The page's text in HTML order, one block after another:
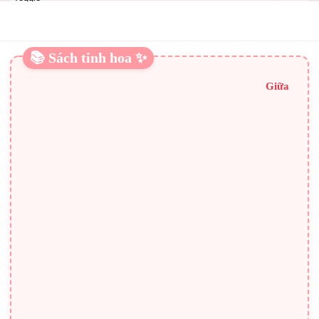
Dầu ôliu
Các nghiên cứu kết luận rằng các chất béo không bão hòa
đơn trong dầu ô liu phần lớn chịu trách nhiệm về giảm
nguy cơ bệnh tim và ung thư. Các nghiên cứu này được kết
luận khi thực hiện nghiên cứu với những người trên đảo
Crete của Hy Lạp. Giờ đây chúng ta biết rằng dầu ô liu
cũng chứa polyphenol, mạnh mẽ chất chống oxy hóa có thể
giúp ngăn ngừa các bệnh liên quan đến tuổi tác.
📚 Sách tinh hoa ✨
Giữa